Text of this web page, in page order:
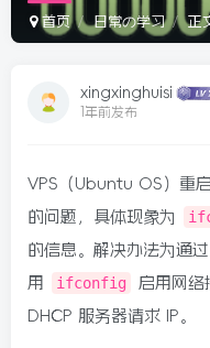
首页 日常の学习 正
xingxinghuisi
1年前发布
VPS（Ubuntu OS）重
的问题，具体现象为
的信息。解决办法为通
用
ifconfig 启用网
DHCP 服务器请求 IP。